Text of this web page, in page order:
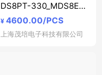
DS8PT-330_MDS8EPT
-330_-C24-EIP-A
¥ 4600.00/PCS
上海茂培电子科技有限公司